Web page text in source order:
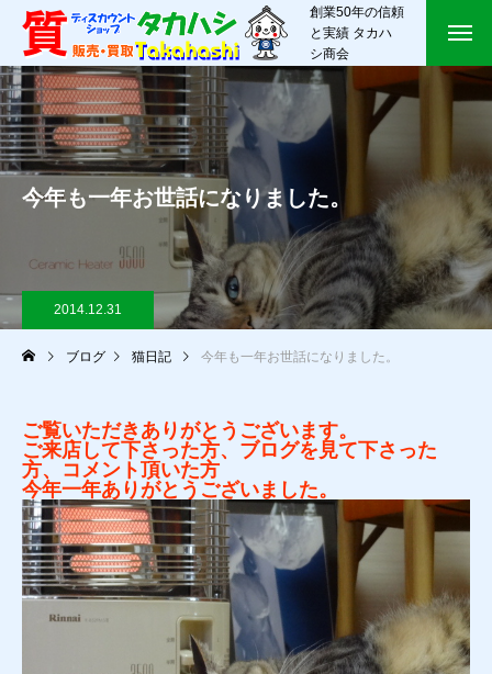
創業50年の信頼
と実績 タカハ
シ商会
今年も一年お世話になりました。
2014.12.31
ブログ 猫日記 今年も一年お世話になりました。
ご覧いただきありがとうございます。
ご来店して下さった方、ブログを見て下さった
方、コメント頂いた方
今年一年ありがとうございました。